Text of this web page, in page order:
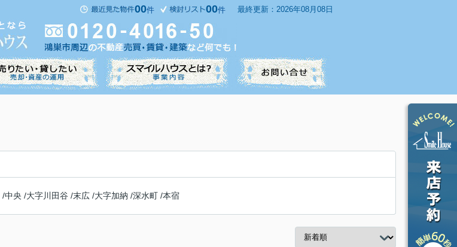
00件 00件 最終更新：2026年08月08日
/中央 /大字川田谷 /末広 /大字加納 /深水町 /本宿